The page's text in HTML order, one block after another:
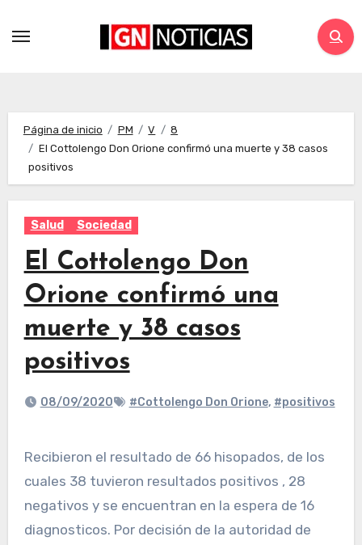
Página de inicio PM V
8
El Cottolengo Don Orione confirmó una muerte y 38 casos
positivos
Salud Sociedad
El Cottolengo Don
Orione confirmó una
muerte y 38 casos
positivos
08/09/2020 #Cottolengo Don Orione, #positivos
Recibieron el resultado de 66 hisopados, de los
cuales 38 tuvieron resultados positivos , 28
negativos y se encuentran en la espera de 16
diagnosticos. Por decisión de la autoridad de